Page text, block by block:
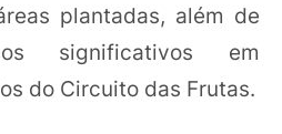
plantadas, além de
significativos em
do Circuito das Frutas.